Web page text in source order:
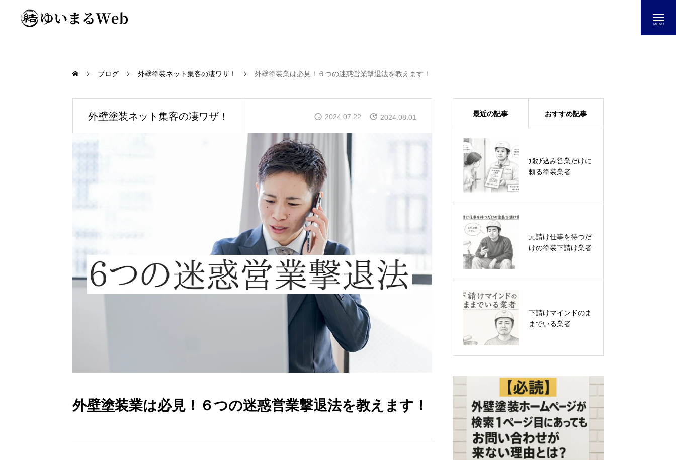
ブログ 外壁塗装ネット集客の凄ワザ！ 外壁塗装業は必見！６つの迷惑営業撃退法を教えます！
外壁塗装ネット集客の凄ワザ！ 2024.07.22 2024.08.01
外壁塗装業は必見！６つの迷惑営業撃退法を教えます！
最近の記事 おすすめ記事
飛び込み営業だけに
頼る塗装業者
元請け仕事を待つだ
けの塗装下請け業者
下請けマインドのま
までいる業者
【塗装屋向け】集客
を増やすために毎日
いつまでも続く職人
不足を終わらせる！
塗装の売上はあるの
に楽にならない理由